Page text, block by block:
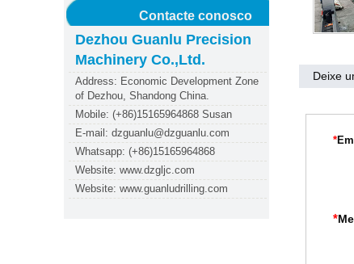
Contacte conosco
Dezhou Guanlu Precision
Machinery Co.,Ltd.
Address: Economic Development Zone
of Dezhou, Shandong China.
Mobile: (+86)15165964868 Susan
E-mail: dzguanlu@dzguanlu.com
Whatsapp: (+86)15165964868
Website: www.dzgljc.com
Website: www.guanludrilling.com
Deixe
*
*